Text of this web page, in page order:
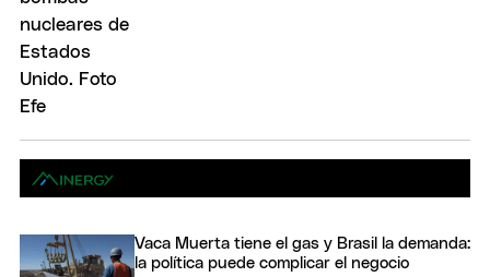
Vaca Muerta tiene el gas y Brasil la demanda:
la política puede complicar el negocio